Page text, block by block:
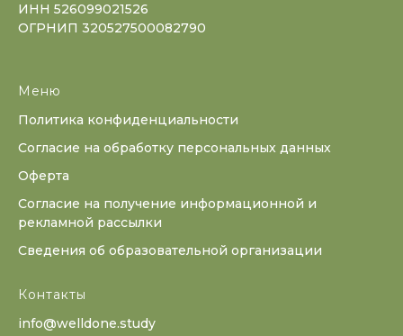
ИНН 526099021526
ОГРНИП 320527500082790
Меню
Политика конфиденциальности
Согласие на обработку персональных данных
Оферта
Согласие на получение информационной и
рекламной рассылки
Сведения об образовательной организации
Контакты
info@welldone.study